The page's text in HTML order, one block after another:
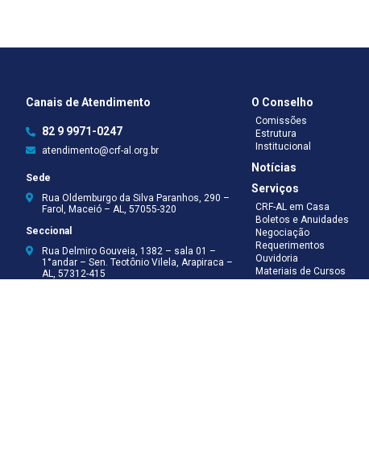
Canais de Atendimento
82 9 9971-0247
atendimento@crf-al.org.br
Sede
Rua Oldemburgo da Silva Paranhos, 290 –
Farol, Maceió – AL, 57055-320
Seccional
Rua Delmiro Gouveia, 1382 – sala 01 –
1°andar – Sen. Teotônio Vilela, Arapiraca –
AL, 57312-415
O Conselho
Comissões
Estrutura
Institucional
Notícias
Serviços
CRF-AL em Casa
Boletos e Anuidades
Negociação
Requerimentos
Ouvidoria
Materiais de Cursos